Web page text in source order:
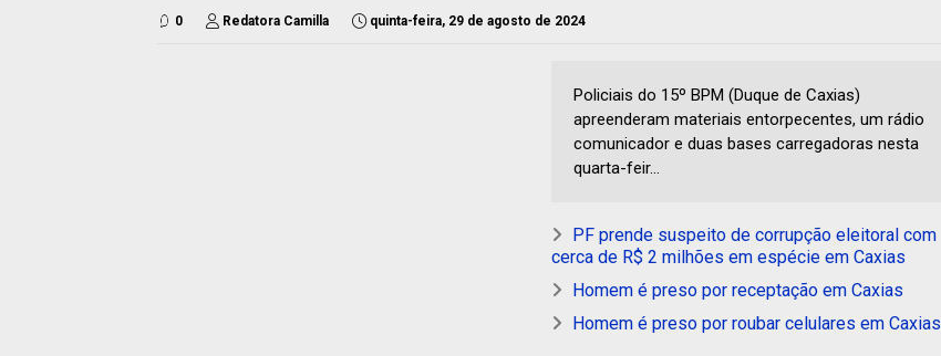
0 Redatora Camilla quinta-feira, 29 de agosto de 2024
Policiais do 15º BPM (Duque de Caxias)
apreenderam materiais entorpecentes, um rádio
comunicador e duas bases carregadoras nesta
quarta-feir...
PF prende suspeito de corrupção eleitoral com
cerca de R$ 2 milhões em espécie em Caxias
Homem é preso por receptação em Caxias
Homem é preso por roubar celulares em Caxias